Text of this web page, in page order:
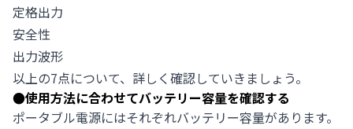
定格出力
安全性
出力波形
以上の7点について、詳しく確認していきましょう。
●使用方法に合わせてバッテリー容量を確認する
ポータブル電源にはそれぞれバッテリー容量があります。